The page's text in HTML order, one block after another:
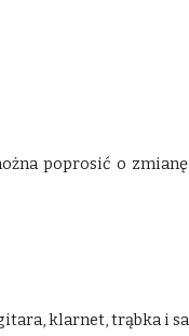
poprosić o
klarnet, trąbka i